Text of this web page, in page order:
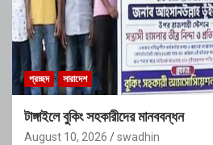
প্রচ্ছদ সারাদেশ
টাঙ্গাইলে বুকিং সহকারীদের মানববন্ধন
August 10, 2026 swadhin